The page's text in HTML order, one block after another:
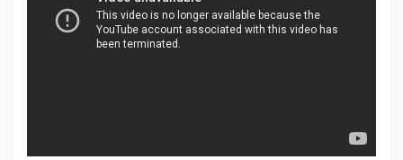
Βίντεο